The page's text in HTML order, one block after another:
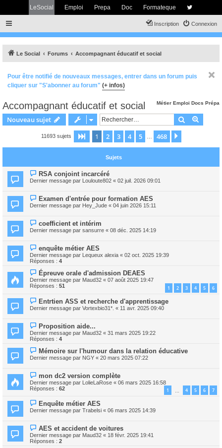
LeSocial Emploi Prepa Doc Formateque
Connexion
Inscription
Le Social Forums Accompagnant éducatif et social
Pour être notifié de nouveaux messages, entrer dans un forum puis
cliquer sur "S'abonner au forum" (+ infos)
Métier Emploi Docs Prépa
Accompagnant éducatif et social
Nouveau sujet Rechercher
11693 sujets Page 1sur468
1 2 3 4 5 468
Sujets
RSA conjoint incarcéré
Dernier message par Louloute802 « 02 juil. 2026 09:01
Examen d'entrée pour formation AES
Dernier message par Hey_Jude « 04 juin 2026 15:11
coefficient et intérim
Dernier message par sansurre « 08 déc. 2025 14:19
enquête métier AES
Dernier message par Lequeux alexia « 02 oct. 2025 19:39
Réponses : 4
Épreuve orale d'admission DEAES
Dernier message par Maud32 « 07 août 2025 19:47
Réponses : 51 1 2 3 4 5 6
Entrtien ASS et recherche d'apprentissage
Dernier message par Vortexbio31*. « 11 avr. 2025 09:40
Proposition aide...
Dernier message par Maud32 « 31 mars 2025 19:22
Réponses : 4
Mémoire sur l'humour dans la relation éducative
Dernier message par NGY « 20 mars 2025 07:22
mon dc2 version complète
Dernier message par LolieLaRose « 06 mars 2025 16:58
Réponses : 62 1 4 5 6 7
Enquête métier AES
Dernier message par Trabelsi « 06 mars 2025 14:39
AES et accident de voitures
Dernier message par Maud32 « 18 févr. 2025 19:41
Réponses : 2